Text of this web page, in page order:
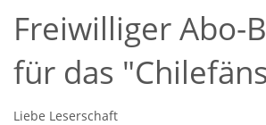
Freiwilliger Abo-
für das
Liebe Leserschaft